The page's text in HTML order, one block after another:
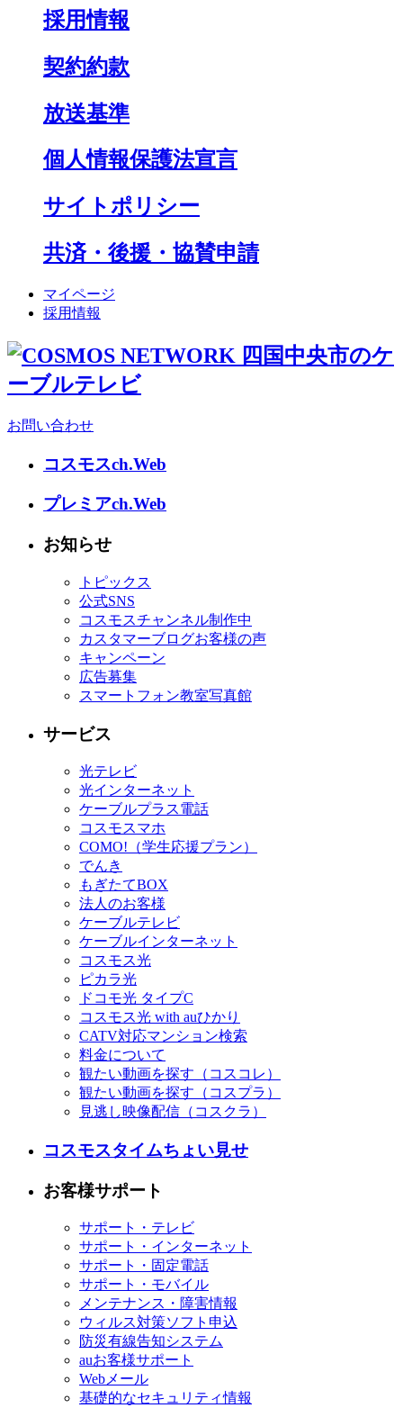
採用情報
契約約款
放送基準
個人情報保護法宣言
サイトポリシー
共済・後援・協賛申請
マイページ
採用情報
お問い合わせ
コスモスch.Web
プレミアch.Web
お知らせ
トピックス
公式SNS
コスモスチャンネル制作中
カスタマーブログお客様の声
キャンペーン
広告募集
スマートフォン教室写真館
サービス
光テレビ
光インターネット
ケーブルプラス電話
コスモスマホ
COMO!（学生応援プラン）
でんき
もぎたてBOX
法人のお客様
ケーブルテレビ
ケーブルインターネット
コスモス光
ピカラ光
ドコモ光 タイプC
コスモス光 with auひかり
CATV対応マンション検索
料金について
観たい動画を探す（コスコレ）
観たい動画を探す（コスプラ）
見逃し映像配信（コスクラ）
コスモスタイムちょい見せ
お客様サポート
サポート・テレビ
サポート・インターネット
サポート・固定電話
サポート・モバイル
メンテナンス・障害情報
ウィルス対策ソフト申込
防災有線告知システム
auお客様サポート
Webメール
基礎的なセキュリティ情報